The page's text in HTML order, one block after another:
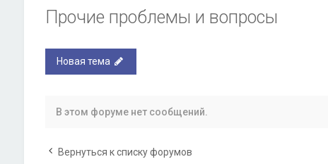
Прочие проблемы и вопросы
Новая тема
В этом форуме нет сообщений.
Вернуться к списку форумов